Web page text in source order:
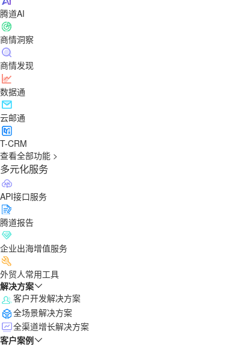
腾道AI
商情洞察
商情发现
数据通
云邮通
T-CRM
查看全部功能 >
多元化服务
API接口服务
腾道报告
企业出海增值服务
外贸人常用工具
解决方案
客户开发解决方案
全场景解决方案
全渠道增长解决方案
客户案例